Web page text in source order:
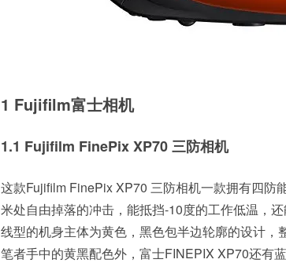
1 Fujifilm富士相机
1.1 Fujifilm FinePix XP70 三防相机
这款Fujifilm FinePix XP70 三防相机一款拥有四防
米处自由掉落的冲击，能抵挡-10度的工作低温，
线型的机身主体为黄色，黑色包半边轮廓的设计
笔者手中的黄黑配色外，富士FINEPIX XP70还有